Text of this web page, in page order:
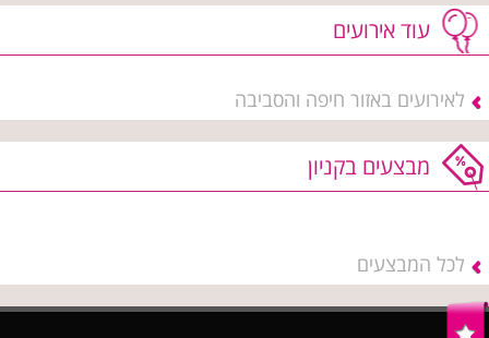
עוד אירועים
לאירועים באזור חיפה והסביבה
מבצעים בקניון
לכל המבצעים